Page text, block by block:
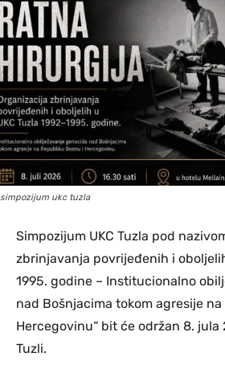
simpozijum ukc tuzla
Simpozijum UKC Tuzla pod
zbrinjavanja povrijeđenih i
1995. godine – Institucionalno
nad Bošnjacima tokom agresije
Hercegovinu“ bit će održan 8. jula
Tuzli.